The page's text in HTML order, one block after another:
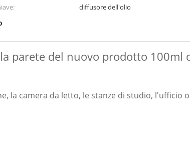
diffusore dell'olio
parete del nuovo prodotto 100ml
la camera da letto, le stanze di studio, l'ufficio